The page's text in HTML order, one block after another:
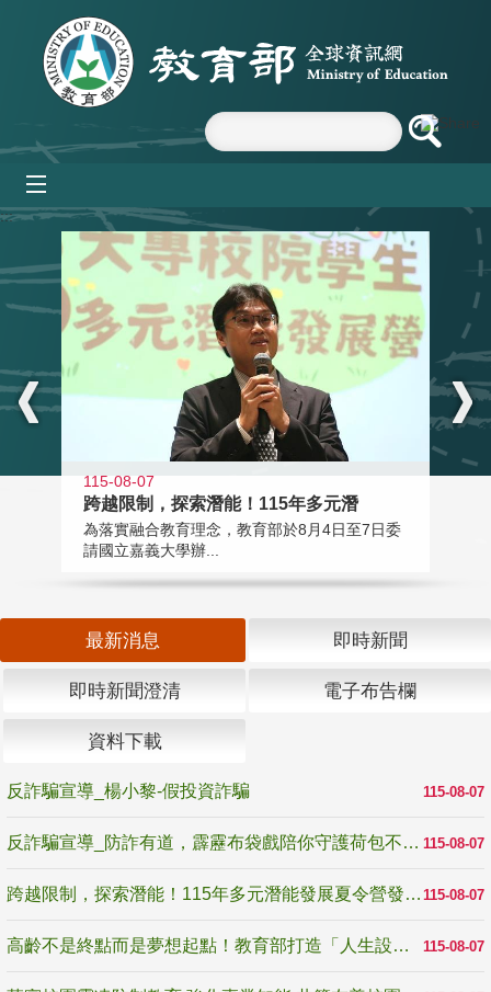
跳到主要內容區塊
:::
115-08-07
跨越限制，探索潛能！115年多元潛
為落實融合教育理念，教育部於8月4日至7日委
請國立嘉義大學辦...
最新消息 即時新聞
即時新聞澄清 電子布告欄
資料下載
115-08-07
反詐騙宣導_楊小黎-假投資詐騙
115-08-07
反詐騙宣導_防詐有道，霹靂布袋戲陪你守護荷包不受騙
115-08-07
跨越限制，探索潛能！115年多元潛能發展夏令營發掘生命無限可能
115-08-07
高齡不是終點而是夢想起點！教育部打造「人生設計夢工場」 參展第3屆高齡健康產業博覽會